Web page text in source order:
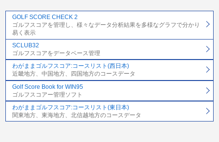
GOLF SCORE CHECK 2
ゴルフスコアを管理し、様々なデータ分析結果を多様なグラフで分かり
易く表示
SCLUB32
ゴルフスコアをデータベース管理
わがままゴルフスコア:コースリスト(西日本)
近畿地方、中国地方、四国地方のコースデータ
Golf Score Book for WIN95
ゴルフスコアー管理ソフト
わがままゴルフスコア:コースリスト(東日本)
関東地方、東海地方、北信越地方のコースデータ